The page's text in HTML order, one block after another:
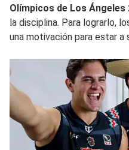
Olímpicos de Los Ángeles
la disciplina. Para lograrlo,
una motivación para estar a